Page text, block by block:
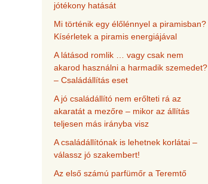
jótékony hatását
Mi történik egy élőlénnyel a piramisban?
Kísérletek a piramis energiájával
A látásod romlik … vagy csak nem
akarod használni a harmadik szemedet?
– Családállítás eset
A jó családállító nem erőlteti rá az
akaratát a mezőre – mikor az állítás
teljesen más irányba visz
A családállítónak is lehetnek korlátai –
válassz jó szakembert!
Az első számú parfümőr a Teremtő